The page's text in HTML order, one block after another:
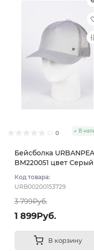
0 В
Бейсболка
BM220051 цвет Серый
Код товара:
URB00200153729
3 799Руб.
1 899Руб.
В корзину